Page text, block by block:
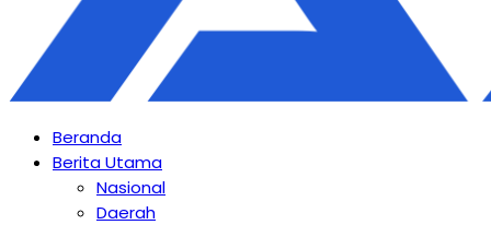
Beranda
Berita Utama
Nasional
Daerah